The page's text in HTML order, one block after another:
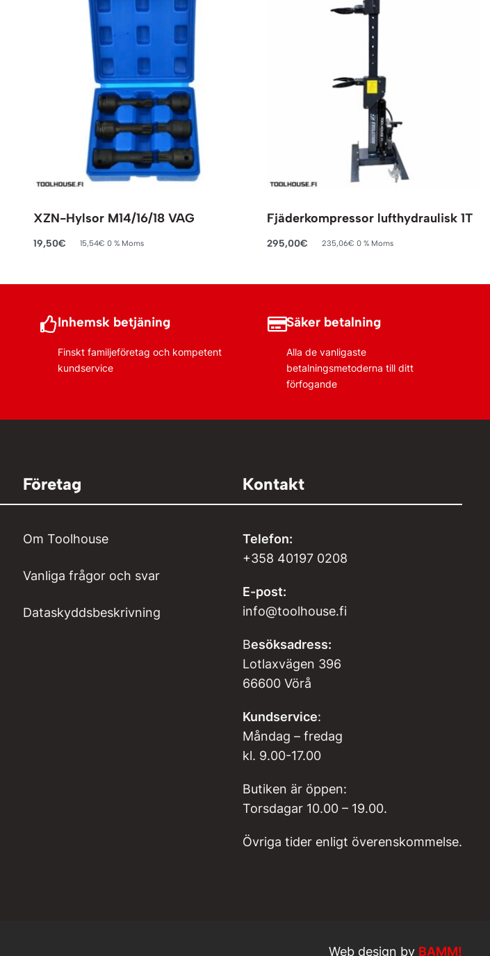
XZN-Hylsor M14/16/18 VAG
19,50€ 15,54€ 0 % Moms
Fjäderkompressor lufthydraulisk 1T
295,00€ 235,06€ 0 % Moms
Inhemsk betjäning
Finskt familjeföretag och kompetent
kundservice
Säker betalning
Alla de vanligaste
betalningsmetoderna till ditt
förfogande
Företag
Om Toolhouse
Vanliga frågor och svar
Dataskyddsbeskrivning
Kontakt
Telefon:
+358 40197 0208
E-post:
info@toolhouse.fi
Besöksadress:
Lotlaxvägen 396
66600 Vörå
Kundservice:
Måndag – fredag
kl. 9.00-17.00
Butiken är öppen:
Torsdagar 10.00 – 19.00.
Övriga tider enligt överenskommelse.
Web design by BAMM!